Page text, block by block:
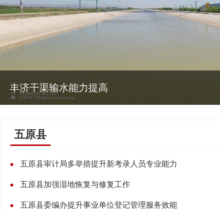
塔尔湖镇继光村1100亩白梨脆开园上市
五原县
五原县审计局多举措提升新考录人员专业能力
五原县加强湿地恢复与修复工作
五原县委编办提升事业单位登记管理服务效能